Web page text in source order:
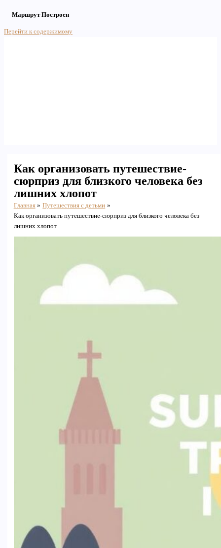
Маршрут Построен
Перейти к содержимому
Как организовать путешествие-
сюрприз для близкого человека без
лишних хлопот
Главная
Путешествия с детьми
Как организовать путешествие-сюрприз для близкого человека без
лишних хлопот